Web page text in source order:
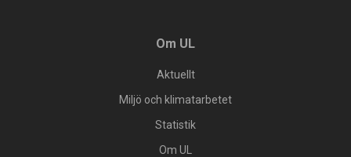
Om UL
Aktuellt
Miljö och klimatarbetet
Statistik
Om UL